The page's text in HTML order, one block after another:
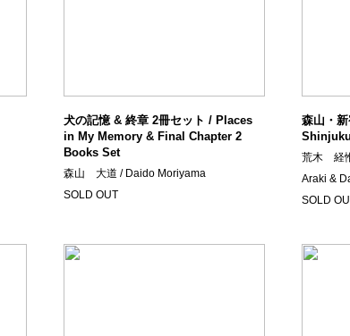
犬の記憶 & 終章 2冊セット / Places
in My Memory & Final Chapter 2
Books Set
森山 大道 / Daido Moriyama
SOLD OUT
森山・
荒木 経
Araki &
SOLD